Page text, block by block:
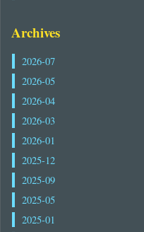
Archives
2026-07
2026-05
2026-04
2026-03
2026-01
2025-12
2025-09
2025-05
2025-01